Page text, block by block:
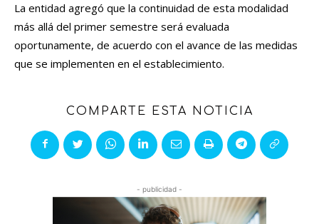
La entidad agregó que la continuidad de esta modalidad
más allá del primer semestre será evaluada
oportunamente, de acuerdo con el avance de las medidas
que se implementen en el establecimiento.
COMPARTE ESTA NOTICIA
- publicidad -